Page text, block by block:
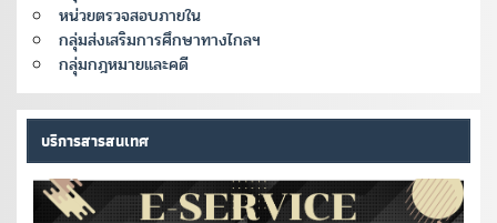
หน่วยตรวจสอบภายใน
กลุ่มส่งเสริมการศึกษาทางไกลฯ
กลุ่มกฎหมายและคดี
บริการสารสนเทศ